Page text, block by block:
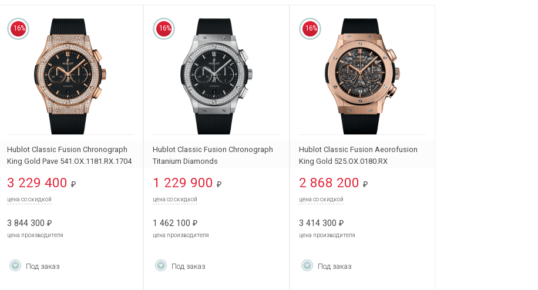
16%
Hublot Classic Fusion Chronograph
King Gold Pave 541.OX.1181.RX.1704
3 229 400 ₽
цена со скидкой
3 844 300 ₽
цена производителя
Под заказ
16%
Hublot Classic Fusion Chronograph
Titanium Diamonds
1 229 900 ₽
цена со скидкой
1 462 100 ₽
цена производителя
Под заказ
16%
Hublot Classic Fusion Aeorofusion
King Gold 525.OX.0180.RX
2 868 200 ₽
цена со скидкой
3 414 300 ₽
цена производителя
Под заказ